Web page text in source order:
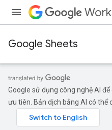
Google Sheets
Google sử dụng công nghệ AI
ưu tiên. Bản dịch bằng AI có thể